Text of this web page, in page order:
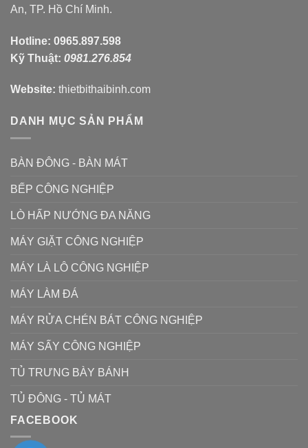
An, TP. Hồ Chí Minh.
Hotline: 0965.897.598
Kỹ Thuật: 0981.276.854
Website: thietbithaibinh.com
DANH MỤC SẢN PHẨM
BÀN ĐÔNG - BÀN MÁT
BẾP CÔNG NGHIỆP
LÒ HẤP NƯỚNG ĐA NĂNG
MÁY GIẶT CÔNG NGHIỆP
MÁY LÀ LÔ CÔNG NGHIỆP
MÁY LÀM ĐÁ
MÁY RỬA CHÉN BÁT CÔNG NGHIỆP
MÁY SẤY CÔNG NGHIỆP
TỦ TRƯNG BÀY BÁNH
TỦ ĐÔNG - TỦ MÁT
FACEBOOK